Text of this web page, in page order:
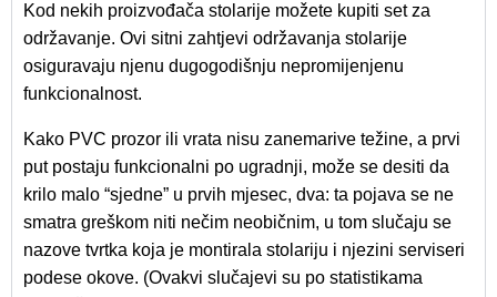
Kod nekih proizvođača stolarije možete kupiti set za
održavanje. Ovi sitni zahtjevi održavanja stolarije
osiguravaju njenu dugogodišnju nepromijenjenu
funkcionalnost.
Kako PVC prozor ili vrata nisu zanemarive težine, a prvi
put postaju funkcionalni po ugradnji, može se desiti da
krilo malo “sjedne” u prvih mjesec, dva: ta pojava se ne
smatra greškom niti nečim neobičnim, u tom slučaju se
nazove tvrtka koja je montirala stolariju i njezini serviseri
podese okove. (Ovakvi slučajevi su po statistikama